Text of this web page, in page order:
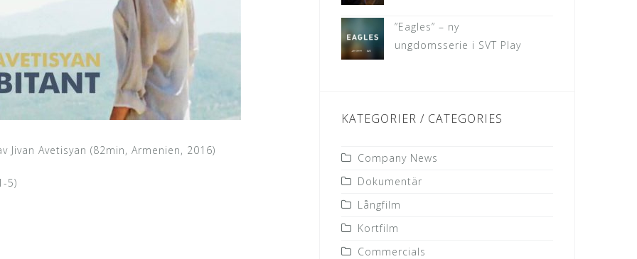
Jivan Avetisyan (82min, Armenien, 2016)
5)
”Eagles” – ny
ungdomsserie i SVT Play
KATEGORIER / CATEGORIES
Company News
Dokumentär
Långfilm
Kortfilm
Commercials